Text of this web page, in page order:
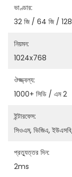
ভাণ্ডার:
32 জি / 64 জি /
নিয়মন:
1024x768
ঔজ্জ্বল্য:
1000+ সিডি / এম 2
ইন্টারফেস:
সিওএম, ভিজিএ,
প্রত্যুত্তর দিন:
2ms